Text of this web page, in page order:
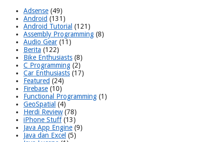
Adsense (49)
Android (131)
Android Tutorial (121)
Assembly Programming (8)
Audio Gear (11)
Berita (122)
Bike Enthusiasts (8)
C Programming (2)
Car Enthusiasts (17)
Featured (24)
Firebase (10)
Functional Programming (1)
GeoSpatial (4)
Herdi Review(78)
iPhone Stuff(13)
Java App Engine (9)
Java dan Excel (5)